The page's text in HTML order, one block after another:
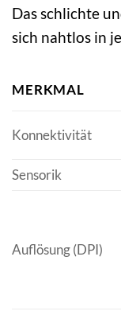
Das schlichte
sich nahtlos in
MERKMAL
Konnektivität
Sensorik
Auflösung (DPI)